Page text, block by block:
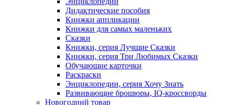
Дидактические пособия
Книжки аппликации
Книжки для самых маленьких
Сказки
Книжки, серия Лучшие Сказки
Книжки, серия Три Любимых Сказки
Обучающие карточки
Раскраски
Энциклопедии, серия Хочу Знать
Развивающие брошюры, IQ-кроссворды
Новогодний товар